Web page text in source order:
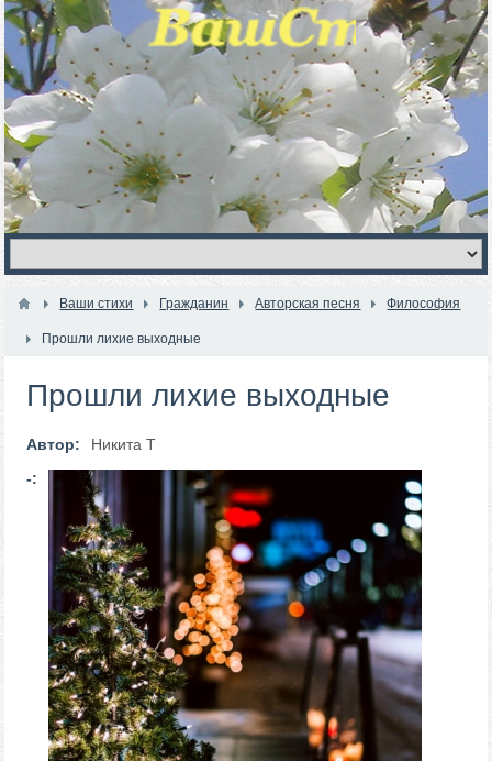
Ваши стихи Гражданин Авторская песня Философия
Прошли лихие выходные
Прошли лихие выходные
Автор:
Никита Т
-: